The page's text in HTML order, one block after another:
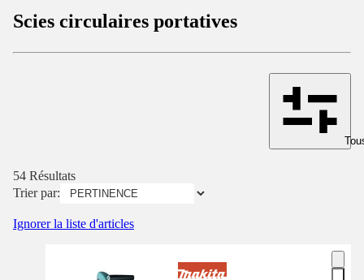
Scies circulaires portatives
54 Résultats
Trier par:
Ignorer la liste d'articles